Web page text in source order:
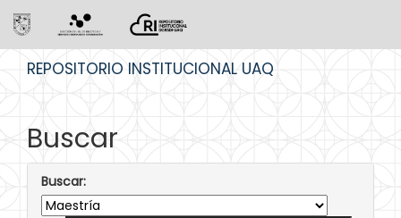
REPOSITORIO INSTITUCIONAL UAQ
Buscar
Buscar: